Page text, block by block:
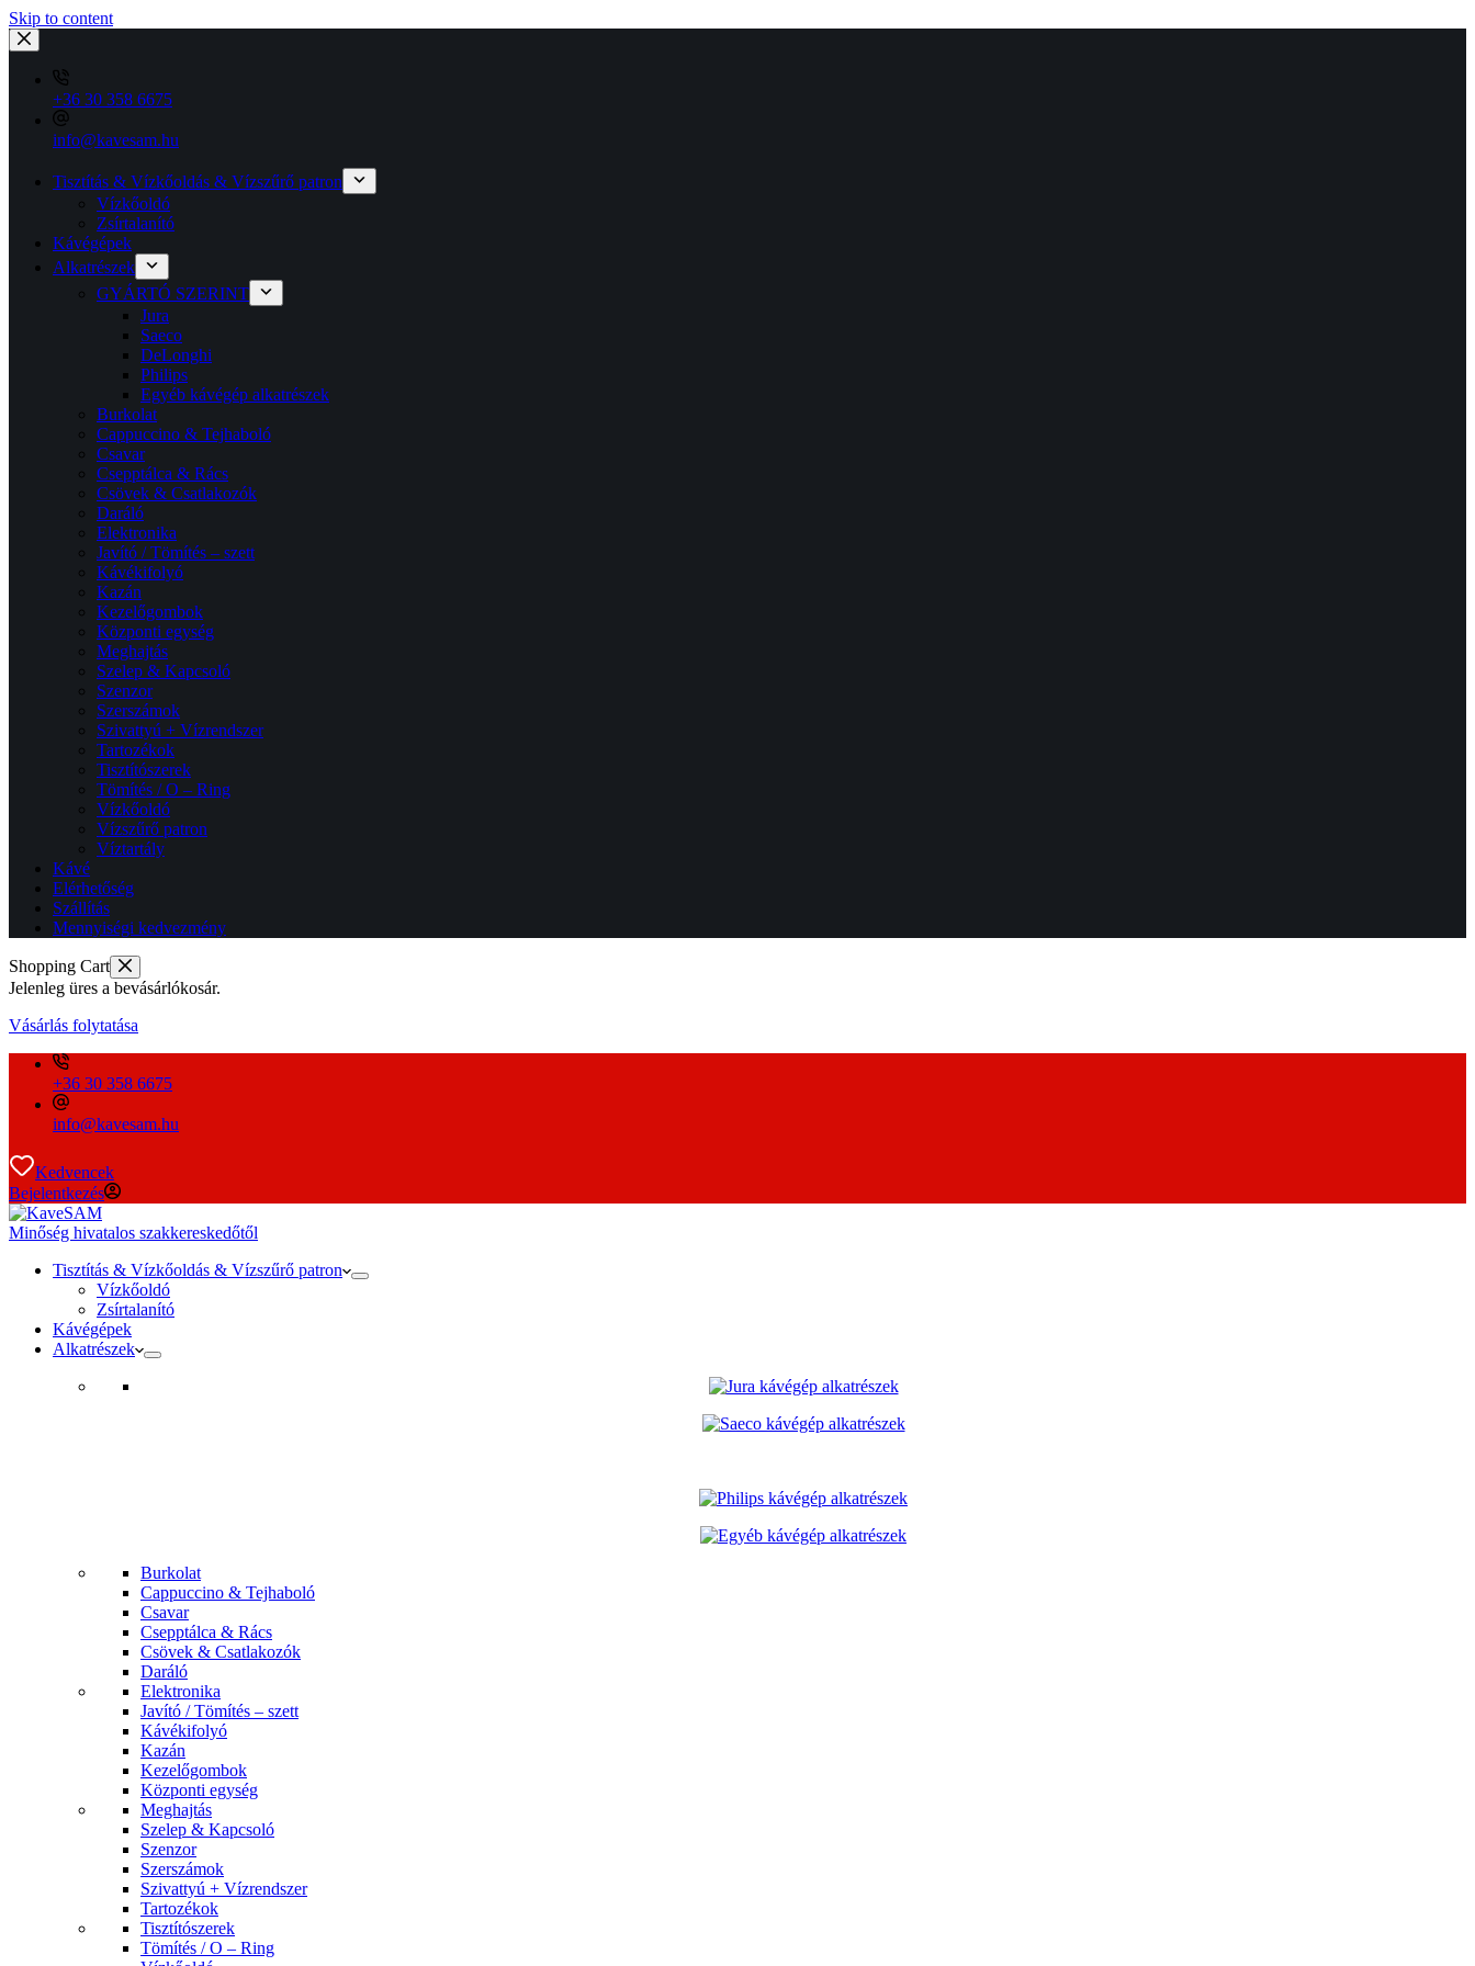
Skip to content
+36 30 358 6675
info@kavesam.hu
Tisztítás & Vízkőoldás & Vízszűrő patron
Vízkőoldó
Zsírtalanító
Kávégépek
Alkatrészek
GYÁRTÓ SZERINT
Jura
Saeco
DeLonghi
Philips
Egyéb kávégép alkatrészek
Burkolat
Cappuccino & Tejhaboló
Csavar
Csepptálca & Rács
Csövek & Csatlakozók
Daráló
Elektronika
Javító / Tömítés – szett
Kávékifolyó
Kazán
Kezelőgombok
Központi egység
Meghajtás
Szelep & Kapcsoló
Szenzor
Szerszámok
Szivattyú + Vízrendszer
Tartozékok
Tisztítószerek
Tömítés / O – Ring
Vízkőoldó
Vízszűrő patron
Víztartály
Kávé
Elérhetőség
Szállítás
Mennyiségi kedvezmény
Shopping Cart
Jelenleg üres a bevásárlókosár.
Vásárlás folytatása
+36 30 358 6675
info@kavesam.hu
Kedvencek
Bejelentkezés
Minőség hivatalos szakkereskedőtől
Tisztítás & Vízkőoldás & Vízszűrő patron
Vízkőoldó
Zsírtalanító
Kávégépek
Alkatrészek
Burkolat
Cappuccino & Tejhaboló
Csavar
Csepptálca & Rács
Csövek & Csatlakozók
Daráló
Elektronika
Javító / Tömítés – szett
Kávékifolyó
Kazán
Kezelőgombok
Központi egység
Meghajtás
Szelep & Kapcsoló
Szenzor
Szerszámok
Szivattyú + Vízrendszer
Tartozékok
Tisztítószerek
Tömítés / O – Ring